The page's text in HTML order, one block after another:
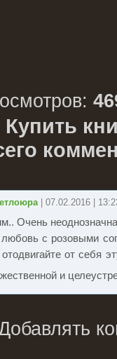
:
Купить
| 07.02.2016 |
Очень
любовь с розовыми
отодвигайте от себя
и